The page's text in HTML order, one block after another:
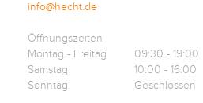
Instagram
info@hecht.de
Öffnungszeiten
Montag - Freitag
09:30 - 19:00
Samstag
10:00 - 16:00
Sonntag
Geschlossen